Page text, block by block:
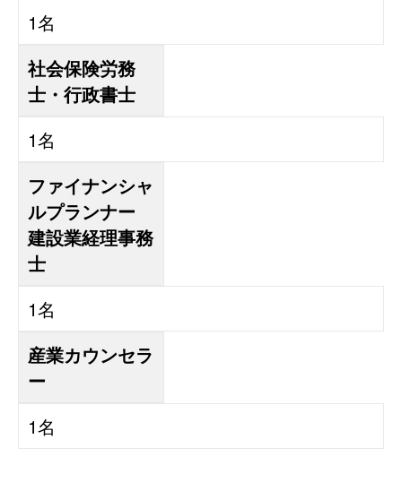
1名
社会保険労務
士・行政書士
1名
ファイナンシャ
ルプランナー
建設業経理事務
士
1名
産業カウンセラ
ー
1名